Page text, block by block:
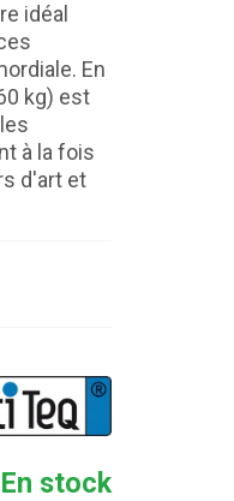
idéal
En
kg) est
à la fois
d'art et
En stock